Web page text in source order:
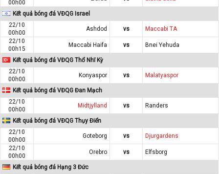
00h00
Kết quả bóng đá VĐQG Israel
22/10
00h00
Ashdod vs
Maccabi TA
22/10
00h15
Maccabi Haifa vs Bnei Yehuda
Kết quả bóng đá VĐQG Thổ Nhĩ Kỳ
22/10
00h00
Konyaspor vs Malatyaspor
Kết quả bóng đá VĐQG Đan Mạch
22/10
00h00
Midtjylland vs Randers
Kết quả bóng đá VĐQG Thụy Điển
22/10
00h00
Goteborg vs
Djurgardens
22/10
00h00
Orebro vs Elfsborg
Kết quả bóng đá Hạng 3 Đức